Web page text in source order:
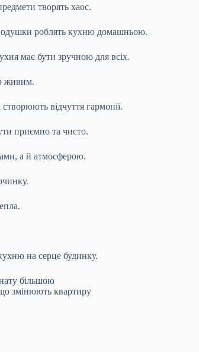
творять хаос.
роблять кухню домашньою.
має бути зручною для всіх.
живим.
відчуття гармонії.
приємно та чисто.
а й атмосферою.
на серце будинку.
більшою
змінюють квартиру